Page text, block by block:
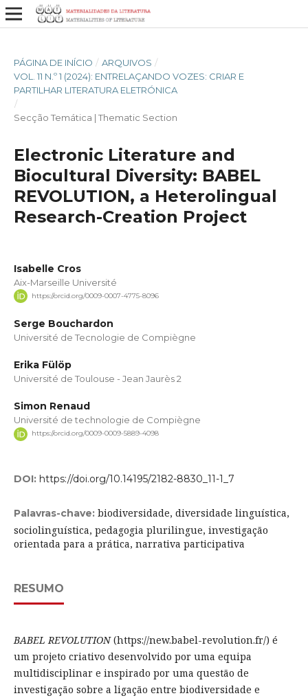
PÁGINA DE INÍCIO / ARQUIVOS /
VOL. 11 N.º 1 (2024): ENTRELAÇANDO VOZES: CRIAR E
PARTILHAR LITERATURA ELETRÓNICA
/
Secção Temática | Thematic Section
Electronic Literature and
Biocultural Diversity: BABEL
REVOLUTION, a Heterolingual
Research-Creation Project
Isabelle Cros
Aix-Marseille Université
https://orcid.org/0009-0007-4775-8096
Serge Bouchardon
Université de Tecnologie de Compiègne
Erika Fülöp
Université de Toulouse - Jean Jaurès 2
Simon Renaud
Université de technologie de Compiègne
https://orcid.org/0009-0009-5889-4098
DOI: https://doi.org/10.14195/2182-8830_11-1_7
Palavras-chave: biodiversidade, diversidade linguística,
sociolinguística, pedagogia plurilingue, investigação
orientada para a prática, narrativa participativa
RESUMO
BABEL REVOLUTION(https://new.babel-revolution.fr/) é
um projeto criativo desenvolvido por uma equipa
multidisciplinar e inspirado por uma questão de
investigação sobre a ligação entre biodiversidade e